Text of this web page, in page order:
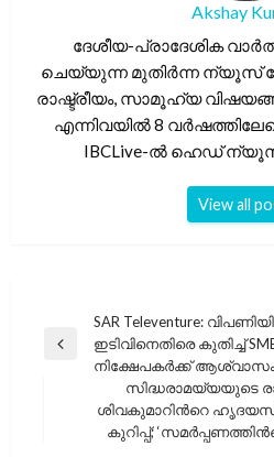
Akshay
ദേശീയ-പ്രാദേശിക
ചെയ്യുന്ന മുതിർന്ന ന്യൂസ്
രാഷ്ട്രീയം, സാമൂഹ്യ
എന്നിവയിൽ 8
IBCLive-ൽ ഹെഡ്
View all
പോസ്റ്റുകളിലൂടെ
Previous
SAR Televenture:
ഇടിവിനെതിരെ കുതിച്ച്
നിക്ഷേപകർക്ക് ആശ്വാസം
സിദ്ധരാമയ്യയുടെ
ശിവകുമാറിന്‍റെ
കുറിപ്പ്;